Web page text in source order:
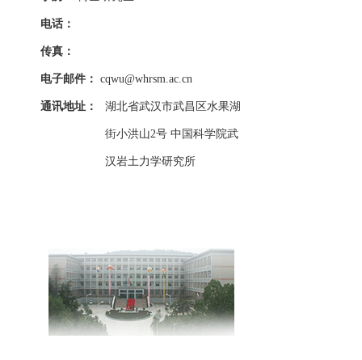
电话：
传真：
电子邮件： cqwu@whrsm.ac.cn
通讯地址： 湖北省武汉市武昌区水果湖
街小洪山2号 中国科学院武
汉岩土力学研究所